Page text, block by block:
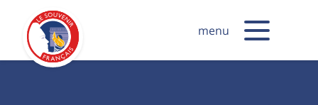
menu